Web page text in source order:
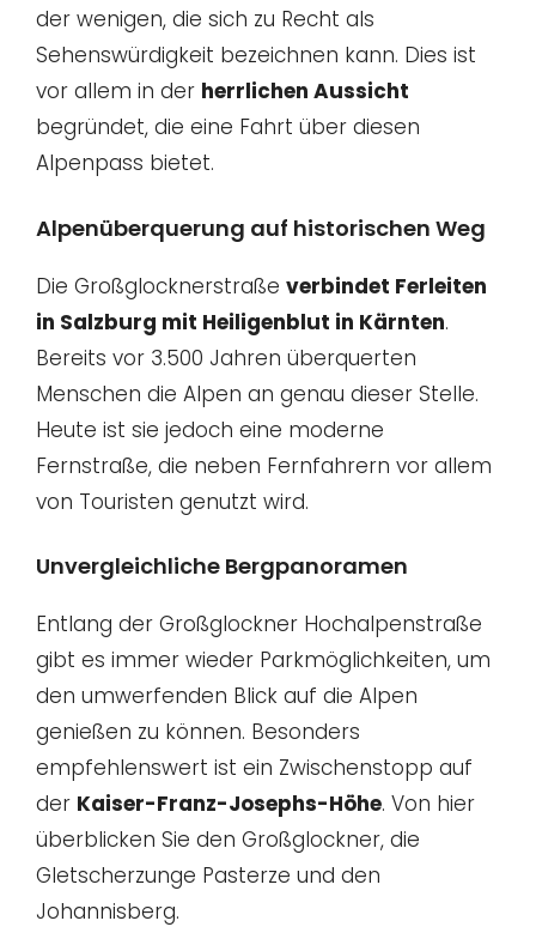
der wenigen, die sich zu Recht als
Sehenswürdigkeit bezeichnen kann. Dies ist
vor allem in der herrlichen Aussicht
begründet, die eine Fahrt über diesen
Alpenpass bietet.
Alpenüberquerung auf historischen Weg
Die Großglocknerstraße verbindet Ferleiten
in Salzburg mit Heiligenblut in Kärnten.
Bereits vor 3.500 Jahren überquerten
Menschen die Alpen an genau dieser Stelle.
Heute ist sie jedoch eine moderne
Fernstraße, die neben Fernfahrern vor allem
von Touristen genutzt wird.
Unvergleichliche Bergpanoramen
Entlang der Großglockner Hochalpenstraße
gibt es immer wieder Parkmöglichkeiten, um
den umwerfenden Blick auf die Alpen
genießen zu können. Besonders
empfehlenswert ist ein Zwischenstopp auf
der Kaiser-Franz-Josephs-Höhe. Von hier
überblicken Sie den Großglockner, die
Gletscherzunge Pasterze und den
Johannisberg.